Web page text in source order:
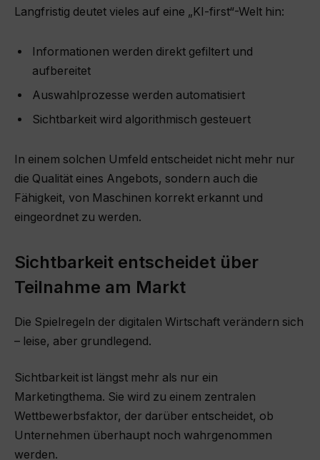
Langfristig deutet vieles auf eine „KI-first“-Welt hin:
Informationen werden direkt gefiltert und
aufbereitet
Auswahlprozesse werden automatisiert
Sichtbarkeit wird algorithmisch gesteuert
In einem solchen Umfeld entscheidet nicht mehr nur
die Qualität eines Angebots, sondern auch die
Fähigkeit, von Maschinen korrekt erkannt und
eingeordnet zu werden.
Sichtbarkeit entscheidet über
Teilnahme am Markt
Die Spielregeln der digitalen Wirtschaft verändern sich
– leise, aber grundlegend.
Sichtbarkeit ist längst mehr als nur ein
Marketingthema. Sie wird zu einem zentralen
Wettbewerbsfaktor, der darüber entscheidet, ob
Unternehmen überhaupt noch wahrgenommen
werden.